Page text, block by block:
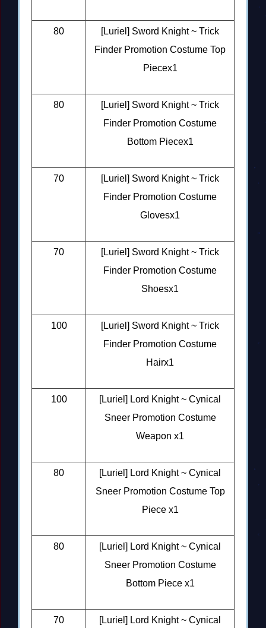
80
[Luriel] Sword Knight ~ Trick
Finder Promotion Costume Top
Piecex1
80
[Luriel] Sword Knight ~ Trick
Finder Promotion Costume
Bottom Piecex1
70
[Luriel] Sword Knight ~ Trick
Finder Promotion Costume
Glovesx1
70
[Luriel] Sword Knight ~ Trick
Finder Promotion Costume
Shoesx1
100
[Luriel] Sword Knight ~ Trick
Finder Promotion Costume
Hairx1
100
[Luriel] Lord Knight ~ Cynical
Sneer Promotion Costume
Weapon x1
80
[Luriel] Lord Knight ~ Cynical
Sneer Promotion Costume Top
Piece x1
80
[Luriel] Lord Knight ~ Cynical
Sneer Promotion Costume
Bottom Piece x1
70 [Luriel] Lord Knight ~ Cynical